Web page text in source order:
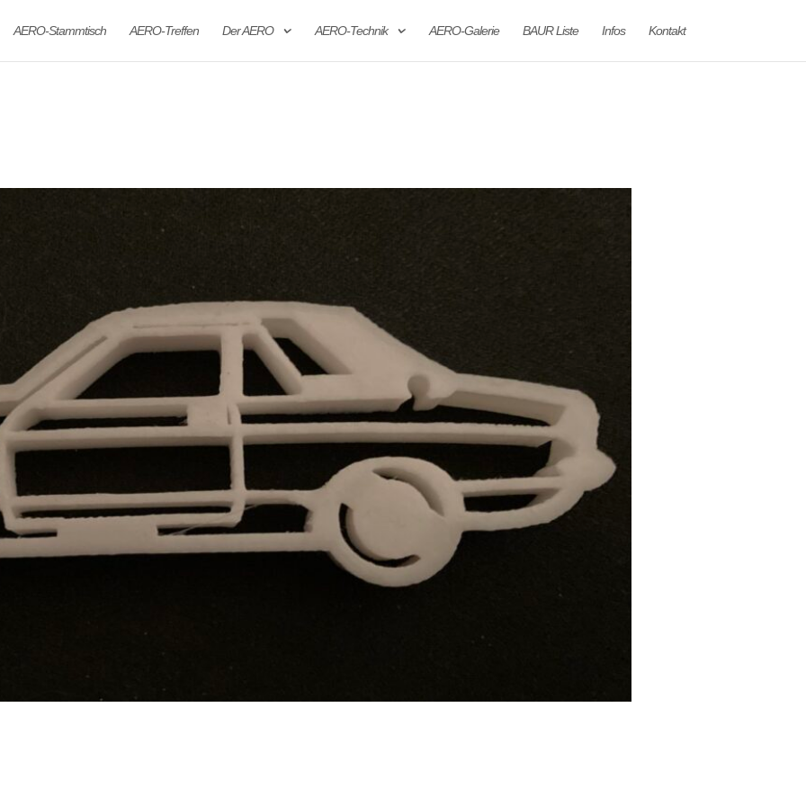
AERO-Stammtisch AERO-Treffen Der AERO AERO-Technik AERO-Galerie BAUR Liste Infos Kontakt